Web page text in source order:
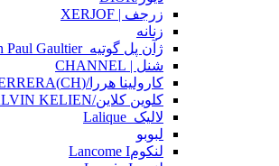
زرجف | XERJOF
زنانه
ژآن پل گوتیه_Jean Paul Gaultier
شنل | CHANNEL
کارولینا هررا/(CH)CAROLINA HERRERA
کلوین کلاین/CALVIN KELIEN
لالیک_Lalique
لبوبو
لنکومLancome I